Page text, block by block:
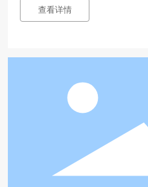
在珠江新城浦发银行广州总行成
查看详情